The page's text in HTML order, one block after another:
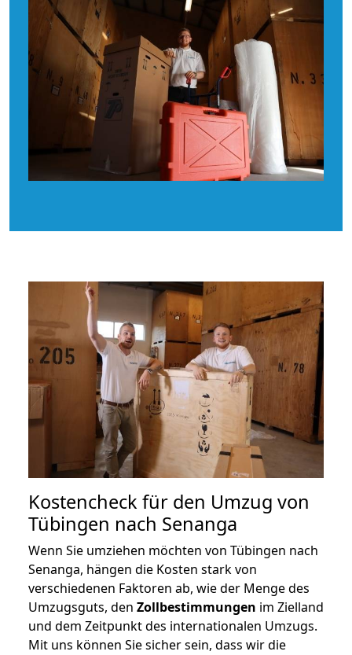
Kostencheck für den Umzug von
Tübingen nach Senanga
Wenn Sie umziehen möchten von Tübingen nach
Senanga, hängen die Kosten stark von
verschiedenen Faktoren ab, wie der Menge des
Umzugsguts, den Zollbestimmungen im Zielland
und dem Zeitpunkt des internationalen Umzugs.
Mit uns können Sie sicher sein, dass wir die